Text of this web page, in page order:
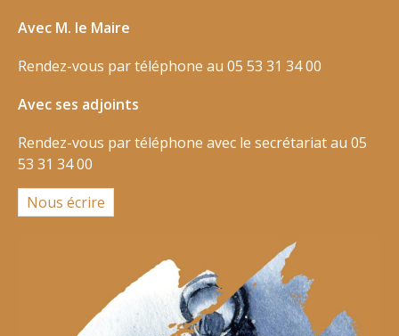
Avec M. le Maire
Rendez-vous par téléphone au 05 53 31 34 00
Avec ses adjoints
Rendez-vous par téléphone avec le secrétariat au 05
53 31 34 00
Nous écrire